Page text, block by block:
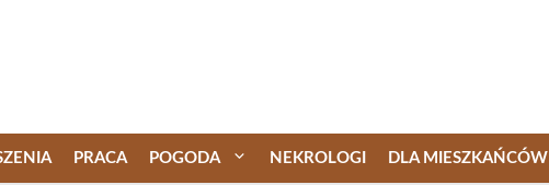
PRACA POGODA NEKROLOGI DLA MIESZKAŃCÓW